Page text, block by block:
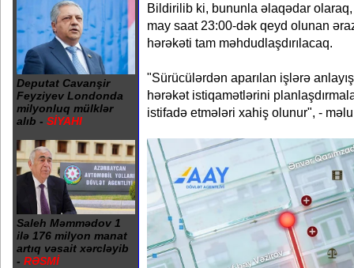
Deputat Cavanşir
Feyziyev Londonda
milyonluq mülklər
alıb - SİYAHI
Saleh Məmmədov 1
ilə 176 milyon manat
artıq vəsait xərcləyib
- RƏSMİ
Bildirilib ki, bununla əlaqədar
may saat 23:00-dək qeyd olunan
hərəkəti tam məhdudlaşdırılacaq.
"Sürücülərdən aparılan işlərə
hərəkət istiqamətlərini
istifadə etmələri xahiş olunur", -